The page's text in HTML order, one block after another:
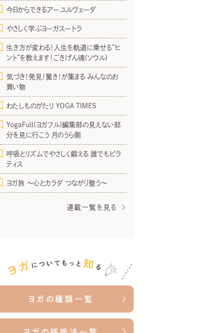
今日からできるアーユルヴェーダ
やさしく学ぶヨーガスートラ
生き方が変わる！人生を軌道に乗せる“ヒ
ント”を教えます！ごきげん魂(ソウル)
気づき！発見！驚き！が集まる みんなのお
買い物
わたしものがたり YOGA TIMES
YogaFull(ヨガフル)編集部の見えない部
分を見に行こう 月のうら側
呼吸とリズムでやさしく鍛える 誰でもピラ
ティス
ヨガ旅 〜心とカラダ つながり整う〜
連載一覧を見る
ヨガの種類一覧